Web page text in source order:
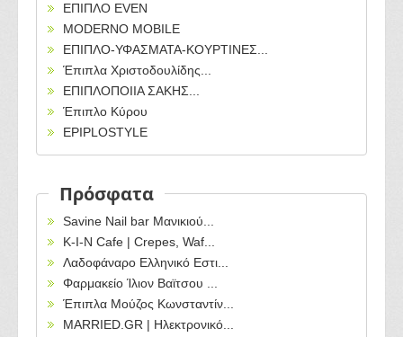
ΕΠΙΠΛΟ EVEN
MODERNO MOBILE
ΕΠΙΠΛΟ-ΥΦΑΣΜΑΤΑ-ΚΟΥΡΤΙΝΕΣ...
Έπιπλα Χριστοδουλίδης...
ΕΠΙΠΛΟΠΟΙΙΑ ΣΑΚΗΣ...
Έπιπλο Κύρου
EPIPLOSTYLE
Πρόσφατα
Savine Nail bar Μανικιού...
Κ-Ι-Ν Cafe | Crepes, Waf...
Λαδοφάναρο Ελληνικό Εστι...
Φαρμακείο Ίλιον Βαϊτσου ...
Έπιπλα Μούζος Κωνσταντίν...
MARRIED.GR | Ηλεκτρονικό...